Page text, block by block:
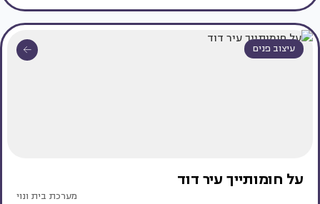
עיצוב פנים
על חומותייך עיר דוד
מערכת בית ונוי